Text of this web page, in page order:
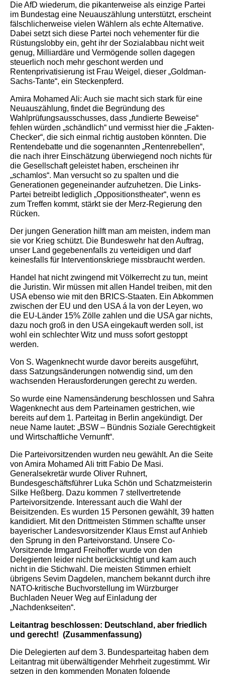
Die AfD wiederum, die pikanterweise als einzige Partei
im Bundestag eine Neuauszählung unterstützt, erscheint
fälschlicherweise vielen Wählern als echte Alternative.
Dabei setzt sich diese Partei noch vehementer für die
Rüstungslobby ein, geht ihr der Sozialabbau nicht weit
genug, Milliardäre und Vermögende sollen dagegen
steuerlich noch mehr geschont werden und
Rentenprivatisierung ist Frau Weigel, dieser „Goldman-
Sachs-Tante“, ein Steckenpferd.
Amira Mohamed Ali: Auch sie macht sich stark für eine
Neuauszählung, findet die Begründung des
Wahlprüfungsausschusses, dass „fundierte Beweise“
fehlen würden „schändlich“ und vermisst hier die „Fakten-
Checker“, die sich einmal richtig austoben könnten. Die
Rentendebatte und die sogenannten „Rentenrebellen“,
die nach ihrer Einschätzung überwiegend noch nichts für
die Gesellschaft geleistet haben, erscheinen ihr
„schamlos“. Man versucht so zu spalten und die
Generationen gegeneinander aufzuhetzen. Die Links-
Partei betreibt lediglich „Oppositionstheater“, wenn es
zum Treffen kommt, stärkt sie der Merz-Regierung den
Rücken.
Der jungen Generation hilft man am meisten, indem man
sie vor Krieg schützt. Die Bundeswehr hat den Auftrag,
unser Land gegebenenfalls zu verteidigen und darf
keinesfalls für Interventionskriege missbraucht werden.
Handel hat nicht zwingend mit Völkerrecht zu tun, meint
die Juristin. Wir müssen mit allen Handel treiben, mit den
USA ebenso wie mit den BRICS-Staaten. Ein Abkommen
zwischen der EU und den USA á la von der Leyen, wo
die EU-Länder 15% Zölle zahlen und die USA gar nichts,
dazu noch groß in den USA eingekauft werden soll, ist
wohl ein schlechter Witz und muss sofort gestoppt
werden.
Von S. Wagenknecht wurde davor bereits ausgeführt,
dass Satzungsänderungen notwendig sind, um den
wachsenden Herausforderungen gerecht zu werden.
So wurde eine Namensänderung beschlossen und Sahra
Wagenknecht aus dem Parteinamen gestrichen, wie
bereits auf dem 1. Parteitag in Berlin angekündigt. Der
neue Name lautet: „BSW – Bündnis Soziale Gerechtigkeit
und Wirtschaftliche Vernunft“.
Die Parteivorsitzenden wurden neu gewählt. An die Seite
von Amira Mohamed Ali tritt Fabio De Masi.
Generalsekretär wurde Oliver Ruhnert,
Bundesgeschäftsführer Luka Schön und Schatzmeisterin
Silke Heßberg. Dazu kommen 7 stellvertretende
Parteivorsitzende. Interessant auch die Wahl der
Beisitzenden. Es wurden 15 Personen gewählt, 39 hatten
kandidiert. Mit den Drittmeisten Stimmen schaffte unser
bayerischer Landesvorsitzender Klaus Ernst auf Anhieb
den Sprung in den Parteivorstand. Unsere Co-
Vorsitzende Irmgard Freihoffer wurde von den
Delegierten leider nicht berücksichtigt und kam auch
nicht in die Stichwahl. Die meisten Stimmen erhielt
übrigens Sevim Dagdelen, manchem bekannt durch ihre
NATO-kritische Buchvorstellung im Würzburger
Buchladen Neuer Weg auf Einladung der
„Nachdenkseiten“.
Leitantrag beschlossen: Deutschland, aber friedlich
und gerecht! (Zusammenfassung)
Die Delegierten auf dem 3. Bundesparteitag haben dem
Leitantrag mit überwältigender Mehrheit zugestimmt. Wir
setzen in den kommenden Monaten folgende